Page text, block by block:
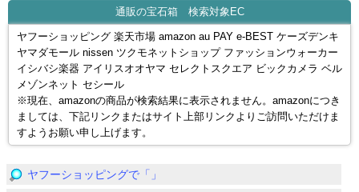
通販の宝石箱 検索対象EC
ヤフーショッピング 楽天市場 amazon au PAY e-BEST ケーズデンキ
ヤマダモール nissen ツクモネットショップ ファッションウォーカー
イシバシ楽器 アイリスオオヤマ セレクトスクエア ビックカメラ ベル
メゾンネット セシール
※現在、amazonの商品が検索結果に表示されません。amazonにつき
ましては、下記リンクまたはサイト上部リンクよりご訪問いただけま
すようお願い申し上げます。
ヤフーショッピングで「」